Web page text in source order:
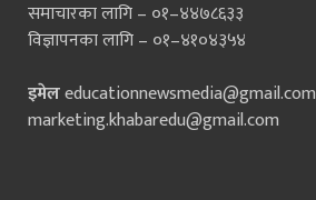
समाचारका लागि – ०१–४४७८६३३
विज्ञापनका लागि – ०१–४१०४३५४
इमेलeducationnewsmedia@gmail.com
marketing.khabaredu@gmail.com